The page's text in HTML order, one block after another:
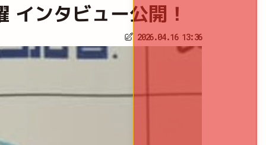
ンタビュー公開！
2026.04.16 13:36